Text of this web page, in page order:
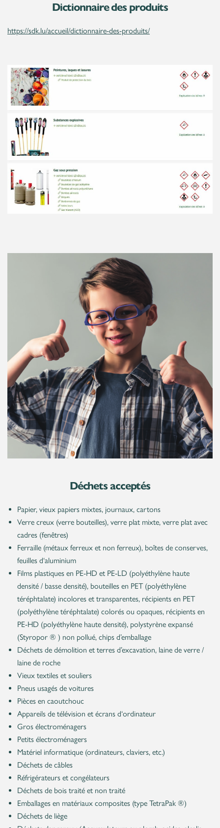
Dictionnaire des produits
https://sdk.lu/accueil/dictionnaire-des-produits/
Déchets acceptés
Papier, vieux papiers mixtes, journaux, cartons
Verre creux (verre bouteilles), verre plat mixte, verre plat avec
cadres (fenêtres)
Ferraille (métaux ferreux et non ferreux), boîtes de conserves,
feuilles d‘aluminium
Films plastiques en PE-HD et PE-LD (polyéthylène haute
densité / basse densité), bouteilles en PET (polyéthylène
téréphtalate) incolores et transparentes, récipients en PET
(polyéthylène téréphtalate) colorés ou opaques, récipients en
PE-HD (polyéthylène haute densité), polystyrène expansé
(Styropor ® ) non pollué, chips d’emballage
Déchets de démolition et terres d’excavation, laine de verre /
laine de roche
Vieux textiles et souliers
Pneus usagés de voitures
Pièces en caoutchouc
Appareils de télévision et écrans d‘ordinateur
Gros électroménagers
Petits électroménagers
Matériel informatique (ordinateurs, claviers, etc.)
Déchets de câbles
Réfrigérateurs et congélateurs
Déchets de bois traité et non traité
Emballages en matériaux composites (type TetraPak ®)
Déchets de liège